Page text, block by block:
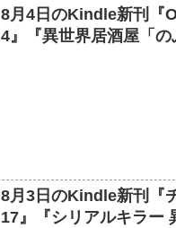
8月4日のKindle新刊『
4』『異世界居酒屋「
8月3日のKindle新刊『
17』『シリアルキラー